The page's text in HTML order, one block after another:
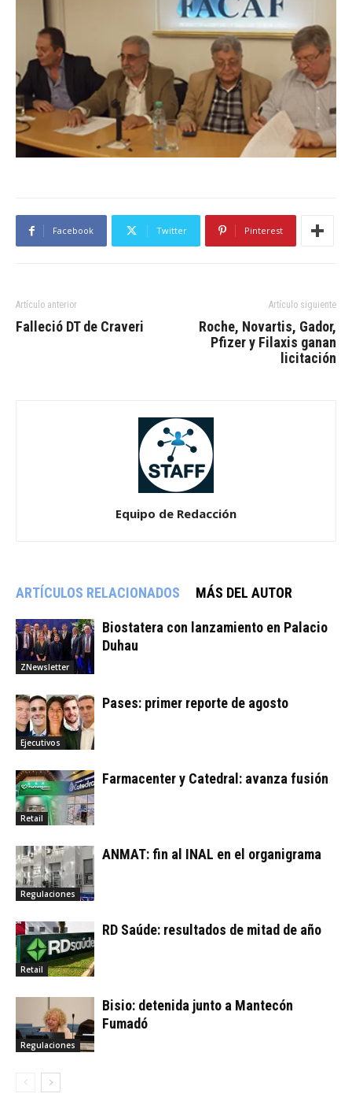
Facebook Twitter Pinterest
Artículo anterior
Falleció DT de Craveri
Artículo siguiente
Roche, Novartis, Gador,
Pfizer y Filaxis ganan
licitación
Equipo de Redacción
ARTÍCULOS RELACIONADOS MÁS DEL AUTOR
ZNewsletter
Biostatera con lanzamiento en Palacio
Duhau
Ejecutivos
Pases: primer reporte de agosto
Retail
Farmacenter y Catedral: avanza fusión
Regulaciones
ANMAT: fin al INAL en el organigrama
Retail
RD Saúde: resultados de mitad de año
Regulaciones
Bisio: detenida junto a Mantecón
Fumadó